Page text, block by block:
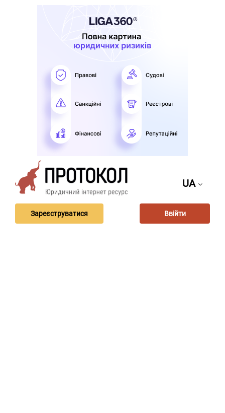
UA
Зареєструватися Ввійти